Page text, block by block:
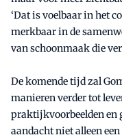
‘Dat is voelbaar in het
merkbaar in de
van schoonmaak die
De komende tijd zal
manieren verder tot
praktijkvoorbeelden en
aandacht niet alleen